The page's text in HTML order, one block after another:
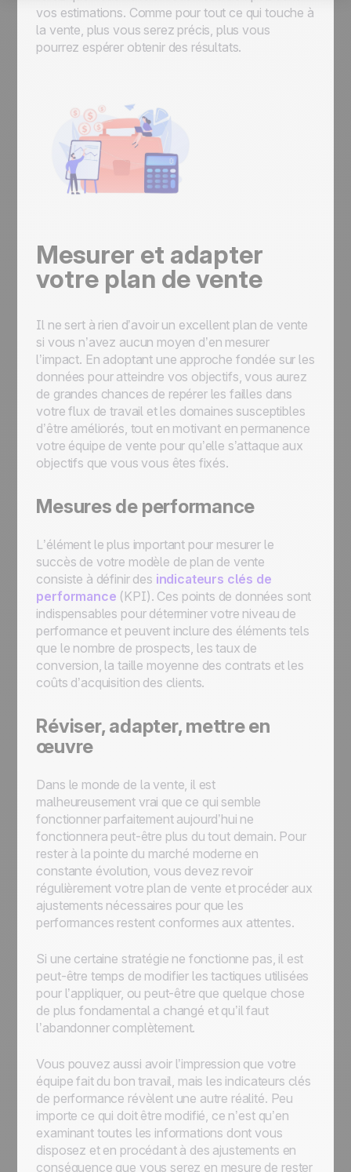
vos estimations. Comme pour tout ce qui touche à
la vente, plus vous serez précis, plus vous
pourrez espérer obtenir des résultats.
Mesurer et adapter
votre plan de vente
Il ne sert à rien d’avoir un excellent plan de vente
si vous n’avez aucun moyen d’en mesurer
l’impact. En adoptant une approche fondée sur les
données pour atteindre vos objectifs, vous aurez
de grandes chances de repérer les failles dans
votre flux de travail et les domaines susceptibles
d’être améliorés, tout en motivant en permanence
votre équipe de vente pour qu’elle s’attaque aux
objectifs que vous vous êtes fixés.
Mesures de performance
L’élément le plus important pour mesurer le
succès de votre modèle de plan de vente
consiste à définir des indicateurs clés de
performance (KPI). Ces points de données sont
indispensables pour déterminer votre niveau de
performance et peuvent inclure des éléments tels
que le nombre de prospects, les taux de
conversion, la taille moyenne des contrats et les
coûts d’acquisition des clients.
Réviser, adapter, mettre en
œuvre
Dans le monde de la vente, il est
malheureusement vrai que ce qui semble
fonctionner parfaitement aujourd’hui ne
fonctionnera peut-être plus du tout demain. Pour
rester à la pointe du marché moderne en
constante évolution, vous devez revoir
régulièrement votre plan de vente et procéder aux
ajustements nécessaires pour que les
performances restent conformes aux attentes.
Si une certaine stratégie ne fonctionne pas, il est
peut-être temps de modifier les tactiques utilisées
pour l’appliquer, ou peut-être que quelque chose
de plus fondamental a changé et qu’il faut
l’abandonner complètement.
Vous pouvez aussi avoir l’impression que votre
équipe fait du bon travail, mais les indicateurs clés
de performance révèlent une autre réalité. Peu
importe ce qui doit être modifié, ce n’est qu’en
examinant toutes les informations dont vous
disposez et en procédant à des ajustements en
conséquence que vous serez en mesure de rester